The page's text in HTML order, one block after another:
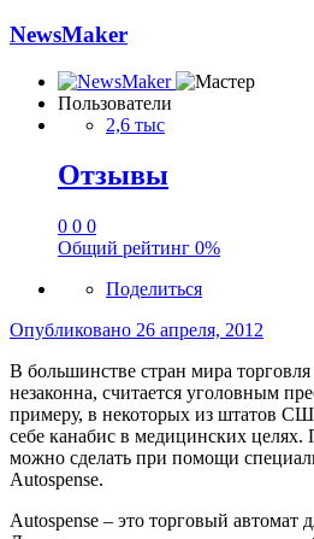
NewsMaker
Пользователи
2,6 тыс
Отзывы
0 0 0
Общий рейтинг 0%
Поделиться
Опубликовано 26 апреля, 2012
В большинстве стран мира
незаконна, считается уголовным
примеру, в некоторых из штатов
себе канабис в медицинских целях.
можно сделать при помощи
Autospense.
Autospense – это торговый автомат